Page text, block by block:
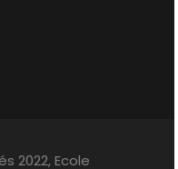
2022, Ecole